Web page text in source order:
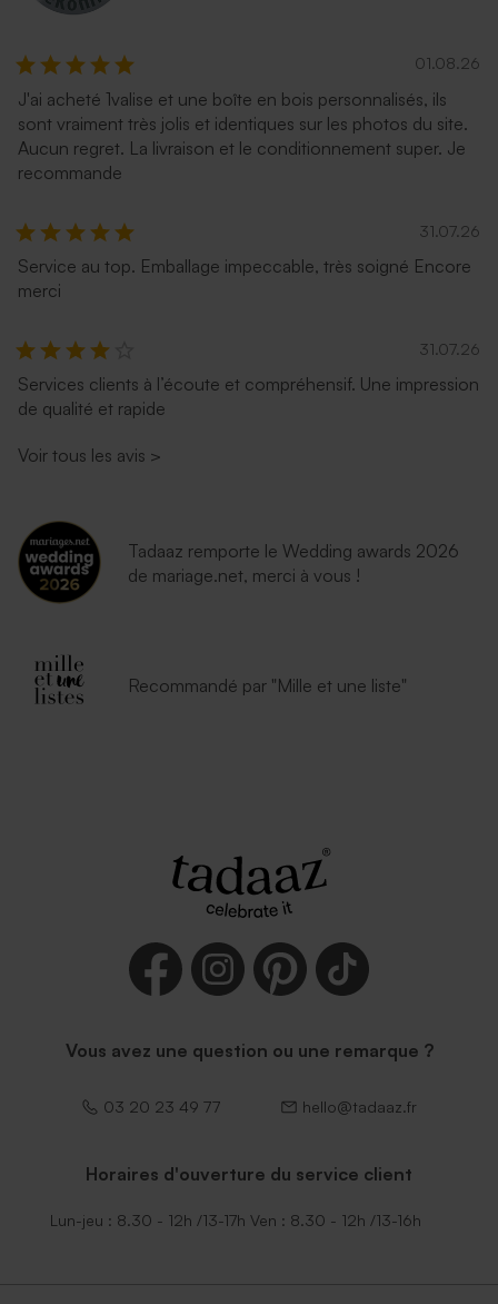
01.08.26
J'ai acheté 1valise et une boîte en bois personnalisés, ils
sont vraiment très jolis et identiques sur les photos du site.
Aucun regret. La livraison et le conditionnement super. Je
recommande
31.07.26
Service au top. Emballage impeccable, très soigné Encore
merci
31.07.26
Services clients à l’écoute et compréhensif. Une impression
de qualité et rapide
Voir tous les avis >
Tadaaz remporte le Wedding awards 2026
de mariage.net, merci à vous !
Recommandé par "Mille et une liste"
Vous avez une question ou une remarque ?
03 20 23 49 77 hello@tadaaz.fr
Horaires d'ouverture du service client
Lun-jeu : 8.30 - 12h /13-17h Ven : 8.30 - 12h /13-16h